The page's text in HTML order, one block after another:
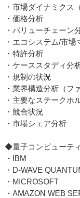
・市場ダイナミクス
・価格分析
・バリューチェーン
・エコシステム/市場
・特許分析
・ケーススタディ分
・規制の状況
・業界構造分析（フ
・主要なステークホ
・競合状況
・市場シェア分析
◆量子コンピューテ
・IBM
・D-WAVE
・MICROSOFT
・AMAZON WEB